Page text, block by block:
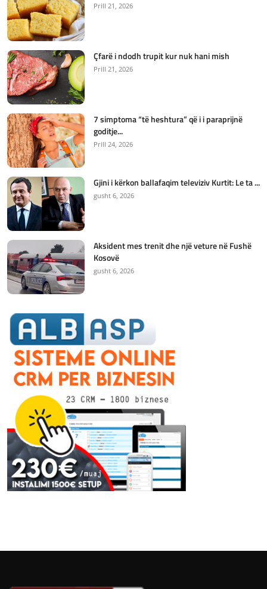
Prill 21, 2026
Çfarë i ndodh trupit kur nuk hani mish
Prill 21, 2026
7 simptoma “të heshtura” që i i paraprijnë
goditje...
Prill 24, 2026
Gjini i kërkon ballafaqim televiziv Kurtit: Le ta ...
gusht 6, 2026
Aksident mes trenit dhe një veture në Fushë
Kosovë
gusht 6, 2026